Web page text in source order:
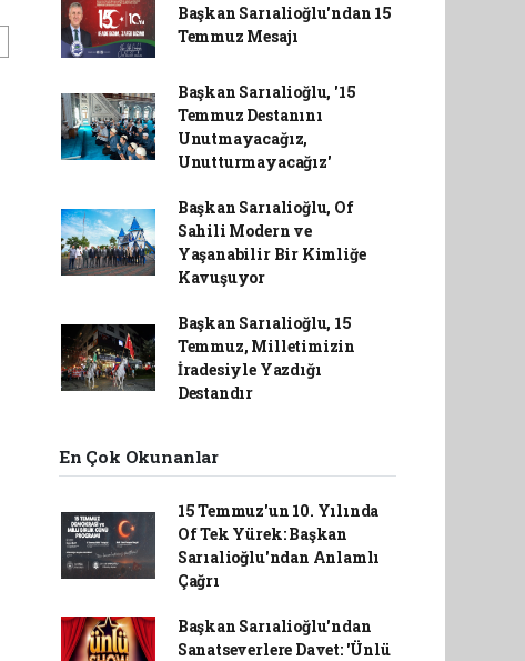
Başkan Sarıalioğlu'ndan 15
Temmuz Mesajı
Başkan Sarıalioğlu, '15
Temmuz Destanını
Unutmayacağız,
Unutturmayacağız'
Başkan Sarıalioğlu, Of
Sahili Modern ve
Yaşanabilir Bir Kimliğe
Kavuşuyor
Başkan Sarıalioğlu, 15
Temmuz, Milletimizin
İradesiyle Yazdığı
Destandır
En Çok Okunanlar
15 Temmuz'un 10. Yılında
Of Tek Yürek: Başkan
Sarıalioğlu'ndan Anlamlı
Çağrı
Başkan Sarıalioğlu'ndan
Sanatseverlere Davet: 'Ünlü